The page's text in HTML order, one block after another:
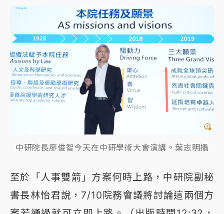
中研院長廖俊智今天在中研學術大會演講。葉志明攝
至於「人事雙箭」方案何時上路，中研院副秘
書長林怡君說，7/10院務會議將討論這兩個方